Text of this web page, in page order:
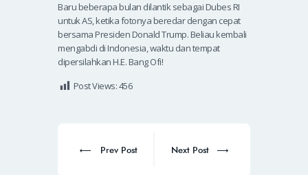
Baru beberapa bulan dilantik sebagai Dubes RI
untuk AS, ketika fotonya beredar dengan cepat
bersama Presiden Donald Trump. Beliau kembali
mengabdi di Indonesia, waktu dan tempat
dipersilahkan H.E. Bang Ofi!
Post Views:456
Prev Post Next Post